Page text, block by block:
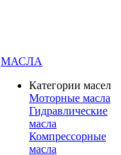
МАСЛА
Категории масел
Моторные масла
Гидравлические
масла
Компрессорные
масла